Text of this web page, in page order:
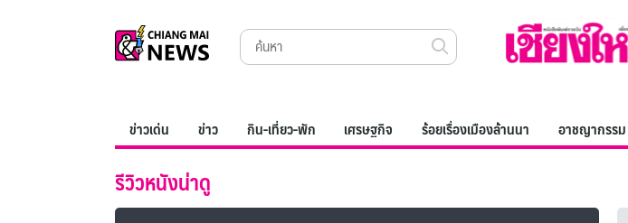
Search
for:
ข่าวเด่น ข่าว กิน-เที่ยว-พัก เศรษฐกิจ ร้อยเรื่องเมืองล้านนา อาชญากรรม
รีวิวหนังน่าดู